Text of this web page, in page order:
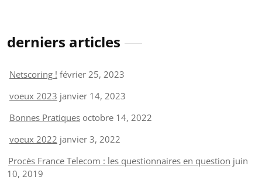
derniers articles
Netscoring ! février 25, 2023
voeux 2023 janvier 14, 2023
Bonnes Pratiques octobre 14, 2022
voeux 2022 janvier 3, 2022
Procès France Telecom : les questionnaires en question juin
10, 2019